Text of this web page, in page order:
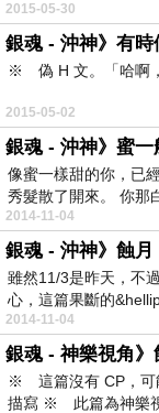
2015-05-30
銀魂 - 沖神》有
※ 偽 H 文。「哈啊
2015-05-02
銀魂 - 沖神》蜜
像蜜一樣甜的你，已
秀髮散了開來。 你那
2014-11-04
銀魂 - 沖神》蝕月
雖然11/3是昨天，不
心，這篇果斷的
2014-11-04
銀魂 - 神樂視角》
※ 這篇沒有 CP，可
描寫 ※ 此篇為神樂視